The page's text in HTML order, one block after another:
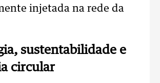
injetada na rede da
sustentabilidade e
circular